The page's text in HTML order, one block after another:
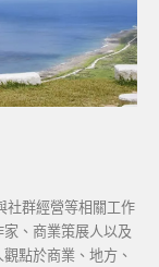
社群經營等相關工作
、商業策展人以及
點於商業、地方、